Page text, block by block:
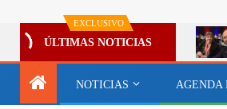
EXCLUSIVO
ÚLTIMAS NOTICIAS
NOTICIAS AGENDA